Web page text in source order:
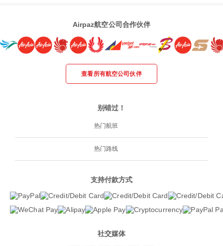
Airpaz航空公司合作伙伴
查看所有航空公司伙伴
别错过！
热门航班
热门路线
支持付款方式
社交媒体